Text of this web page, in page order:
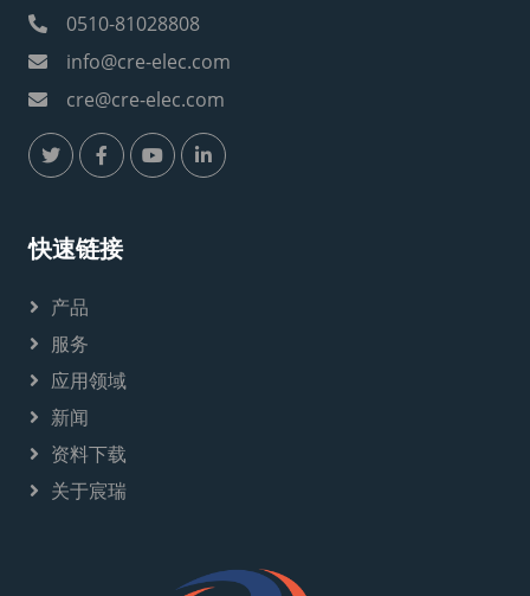
0510-81028808
info@cre-elec.com
cre@cre-elec.com
快速链接
产品
服务
应用领域
新闻
资料下载
关于宸瑞